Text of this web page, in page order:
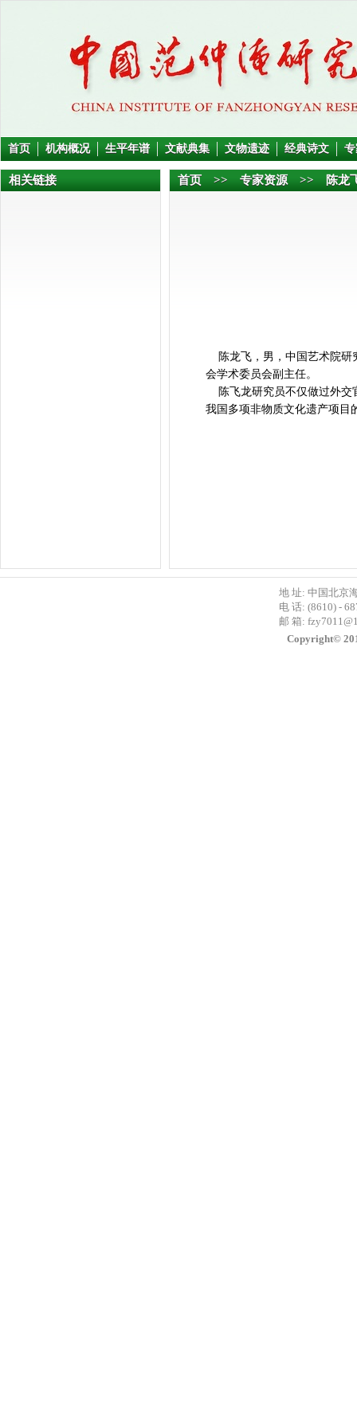
首页 机构概况 生平年谱 文献典集 文物遗迹 经典诗文
相关链接 首页 >> 专家资源 >> 陈龙
陈龙飞，男，中国艺术院研
会学术委员会副主任。
陈飞龙研究员不仅做过外交
我国多项非物质文化遗产项目
地 址: 中国北京
电 话: (8610) -
邮 箱:
Copyright©